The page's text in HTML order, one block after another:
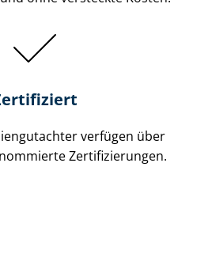
verfügen über
Zer­ti­fi­zie­run­gen.